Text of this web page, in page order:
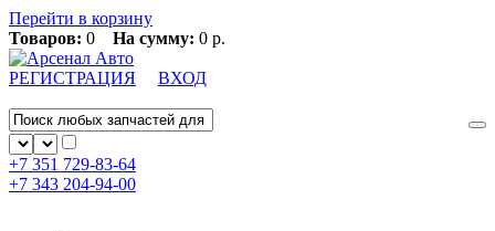
Перейти в корзину
Товаров: 0 На сумму: 0 р.
РЕГИСТРАЦИЯ ВХОД
+7 351 729-83-64
+7 343 204-94-00